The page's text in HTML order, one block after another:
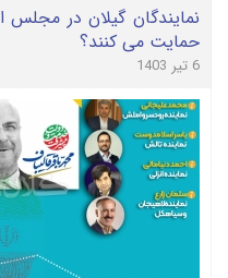
نمایندگان گیلان در مجلس
حمایت می کنند؟
6 تیر 1403